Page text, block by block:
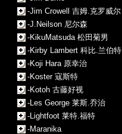
-Jim Crowell 吉姆.克罗威尔
-J.Neilson 尼尔森
-KikuMatsuda 松田菊男
-Kirby Lambert 科比.兰伯特
-Koji Hara 原幸治
-Koster 寇斯特
-Kotoh 古藤好视
-Les George 莱斯.乔治
-Lightfoot 莱特.福特
-Maranika